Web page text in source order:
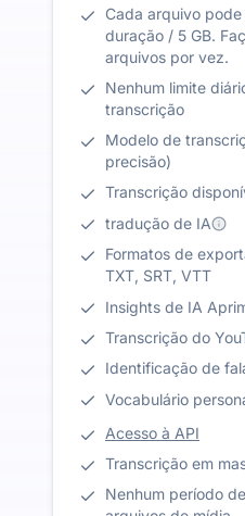
Cada arquivo
duração / 5 GB.
arquivos por vez.
Nenhum limite
transcrição
Modelo de
precisão)
Transcrição
tradução de IA
Formatos de
TXT, SRT, VTT
Insights de IA
Transcrição do
Identificação de
Vocabulário
Acesso à API
Transcrição em
Nenhum período